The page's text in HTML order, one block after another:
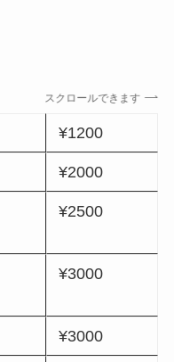
スクロールできます
¥1200
¥2000
¥2500
¥3000
¥3000